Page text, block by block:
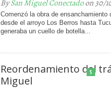
BySan Miguel Conectadoon 30/
Comenzó la obra de ensanchamiento
desde el arroyo Los Berros hasta
generaba un cuello de botella...
5
Reordenamiento del
Miguel